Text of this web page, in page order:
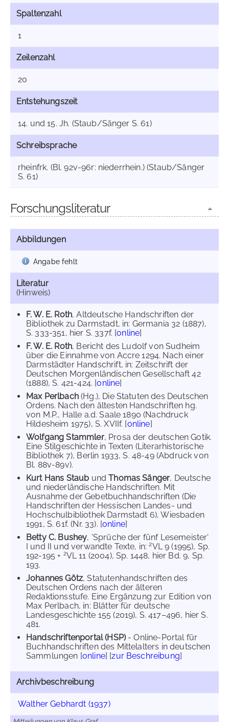
Spaltenzahl
1
Zeilenzahl
20
Entstehungszeit
14. und 15. Jh. (Staub/Sänger S. 61)
Schreibsprache
rheinfrk. (Bl. 92v-96r: niederrhein.) (Staub/Sänger
S. 61)
Forschungsliteratur
Abbildungen
Angabe fehlt
Literatur
(Hinweis)
F. W. E. Roth, Altdeutsche Handschriften der
Bibliothek zu Darmstadt, in: Germania 32 (1887),
S. 333-351, hier S. 337f. [online]
F. W. E. Roth, Bericht des Ludolf von Sudheim
über die Einnahme von Accre 1294. Nach einer
Darmstädter Handschrift, in: Zeitschrift der
Deutschen Morgenländischen Gesellschaft 42
(1888), S. 421-424. [online]
Max Perlbach(Hg.), Die Statuten des Deutschen
Ordens. Nach den ältesten Handschriften hg.
von M.P., Halle a.d. Saale 1890 (Nachdruck
Hildesheim 1975), S. XVIIf. [online]
Wolfgang Stammler, Prosa der deutschen Gotik.
Eine Stilgeschichte in Texten (Literarhistorische
Bibliothek 7), Berlin 1933, S. 48-49 (Abdruck von
Bl. 88v-89v).
Kurt Hans Staub undThomas Sänger, Deutsche
und niederländische Handschriften. Mit
Ausnahme der Gebetbuchhandschriften (Die
Handschriften der Hessischen Landes- und
Hochschulbibliothek Darmstadt 6), Wiesbaden
1991, S. 61f. (Nr. 33). [online]
Betty C. Bushey, 'Sprüche der fünf Lesemeister'
I und II und verwandte Texte, in:2VL 9 (1995), Sp.
192-195 + 2VL 11 (2004), Sp. 1448, hier Bd. 9, Sp.
193.
Johannes Götz, Statutenhandschriften des
Deutschen Ordens nach der älteren
Redaktionsstufe. Eine Ergänzung zur Edition von
Max Perlbach, in: Blätter für deutsche
Landesgeschichte 155 (2019), S. 417–496, hier S.
481.
Handschriftenportal (HSP)- Online-Portal für
Buchhandschriften des Mittelalters in deutschen
Sammlungen [online] [zur Beschreibung]
Archivbeschreibung
Walther Gebhardt (1937)